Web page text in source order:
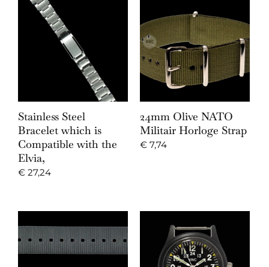
Stainless Steel
Bracelet which is
Compatible with the
Elvia,
€ 27,24
24mm Olive NATO
Militair Horloge Strap
€ 7,74